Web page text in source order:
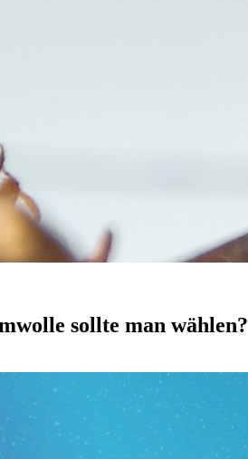
sollte man wählen?